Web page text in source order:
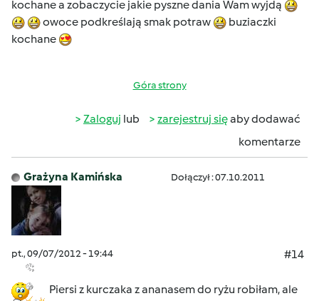
kochane a zobaczycie jakie pyszne dania Wam wyjdą
owoce podkreślają smak potraw
buziaczki
kochane
Góra strony
Zaloguj lub zarejestruj sięaby dodawać
komentarze
Grażyna Kamińska Dołączył : 07.10.2011
pt., 09/07/2012 - 19:44 #14
Piersi z kurczaka z ananasem do ryżu robiłam, ale